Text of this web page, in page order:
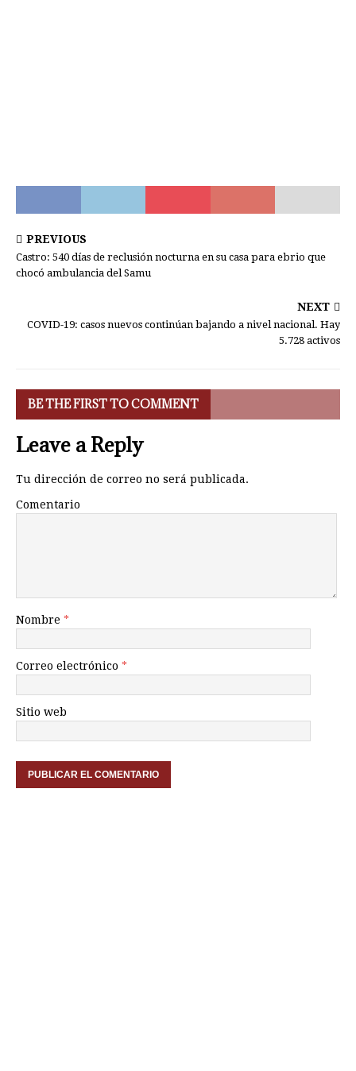
PREVIOUS
Castro: 540 días de reclusión nocturna en su casa para ebrio que
chocó ambulancia del Samu
NEXT
COVID-19: casos nuevos continúan bajando a nivel nacional. Hay
5.728 activos
BE THE FIRST TO COMMENT
Leave a Reply
Tu dirección de correo no será publicada.
Comentario
Nombre *
Correo electrónico *
Sitio web